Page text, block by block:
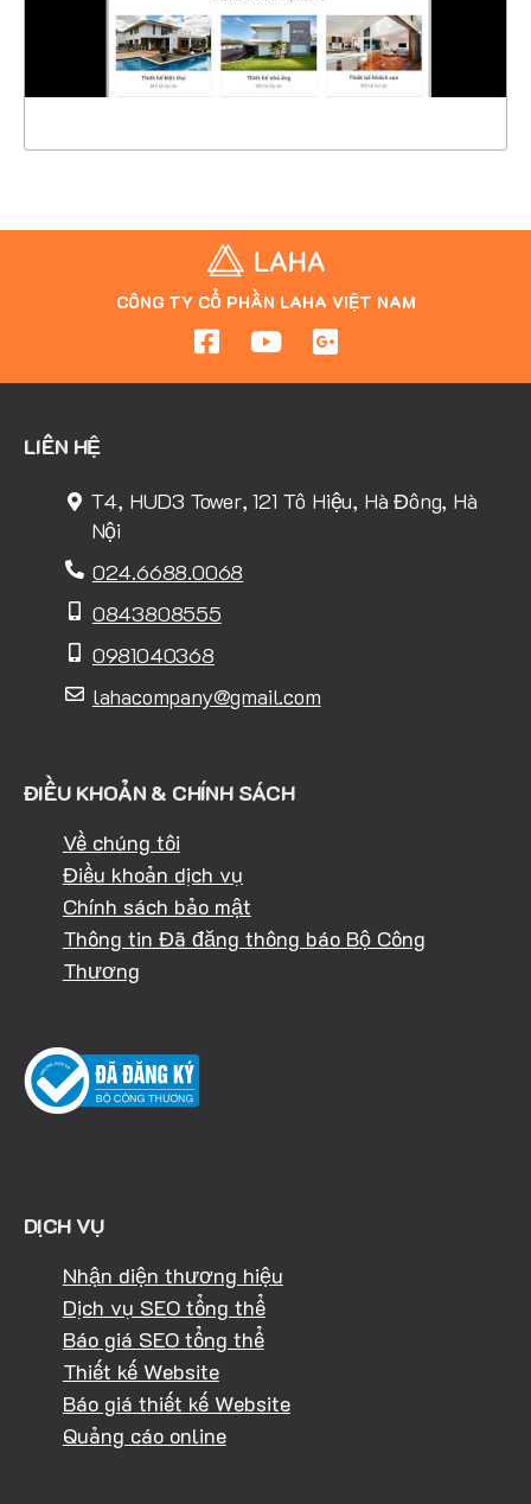
CHI TIẾT
XEM THỰC TẾ
CÔNG TY CỔ PHẦN LAHA VIỆT NAM
LIÊN HỆ
T4, HUD3 Tower, 121 Tô Hiệu, Hà Đông, Hà
Nội
024.6688.0068
0843808555
0981040368
lahacompany@gmail.com
ĐIỀU KHOẢN & CHÍNH SÁCH
Về chúng tôi
Điều khoản dịch vụ
Chính sách bảo mật
Thông tin Đã đăng thông báo Bộ Công
Thương
DỊCH VỤ
Nhận diện thương hiệu
Dịch vụ SEO tổng thể
Báo giá SEO tổng thể
Thiết kế Website
Báo giá thiết kế Website
Quảng cáo online